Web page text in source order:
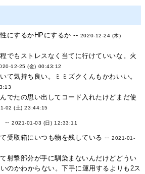
にするかHPにするか -- 2020-12-24 (木)
でもストレスなく当てに行けていいな。火
12-25 (金) 00:43:12
て気持ち良い。ミミズクくんもかわいい。
でたの思い出してコード入れたけどまだ使
02 (土) 23:44:15
--2021-01-03 (日) 12:33:11
受取箱にいつも物を残している --2021-01-
射撃部分が手に馴染まないんだけどどうい
のかわからない。下手に運用するよりも2ス